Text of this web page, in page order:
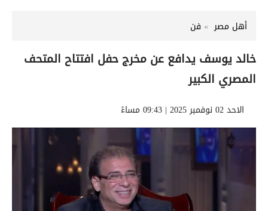
أهل مصر فن
خالد يوسف يدافع عن مخرج حفل افتتاح المتحف
المصري الكبير
الاحد 02 نوفمبر 2025 | 09:43 مساءً